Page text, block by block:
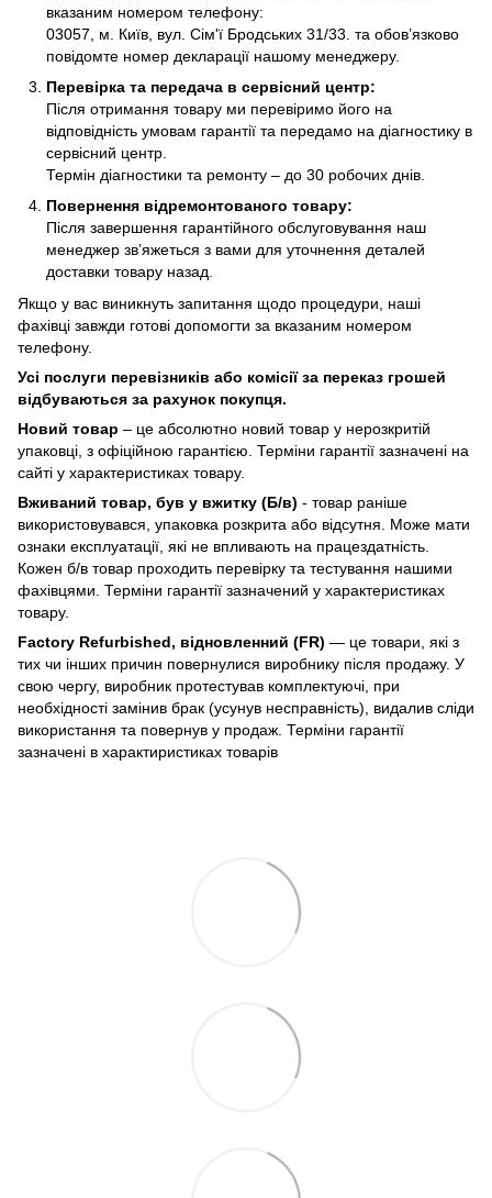
вказаним номером телефону:
03057, м. Київ, вул. Сім'ї Бродських 31/33. та обов’язково
повідомте номер декларації нашому менеджеру.
Перевірка та передача в сервісний центр:
Після отримання товару ми перевіримо його на
відповідність умовам гарантії та передамо на діагностику в
сервісний центр.
Термін діагностики та ремонту – до 30 робочих днів.
Повернення відремонтованого товару:
Після завершення гарантійного обслуговування наш
менеджер зв’яжеться з вами для уточнення деталей
доставки товару назад.
Якщо у вас виникнуть запитання щодо процедури, наші
фахівці завжди готові допомогти за вказаним номером
телефону.
Усі послуги перевізників або комісії за переказ грошей
відбуваються за рахунок покупця.
Новий товар – це абсолютно новий товар у нерозкритій
упаковці, з офіційною гарантією. Терміни гарантії зазначені на
сайті у характеристиках товару.
Вживаний товар, був у вжитку (Б/в) - товар раніше
використовувався, упаковка розкрита або відсутня. Може мати
ознаки експлуатації, які не впливають на працездатність.
Кожен б/в товар проходить перевірку та тестування нашими
фахівцями. Терміни гарантії зазначений у характеристиках
товару.
Factory Refurbished, відновленний (FR) — це товари, які з
тих чи інших причин повернулися виробнику після продажу. У
свою чергу, виробник протестував комплектуючі, при
необхідності замінив брак (усунув несправність), видалив сліди
використання та повернув у продаж. Терміни гарантії
зазначені в характиристиках товарів